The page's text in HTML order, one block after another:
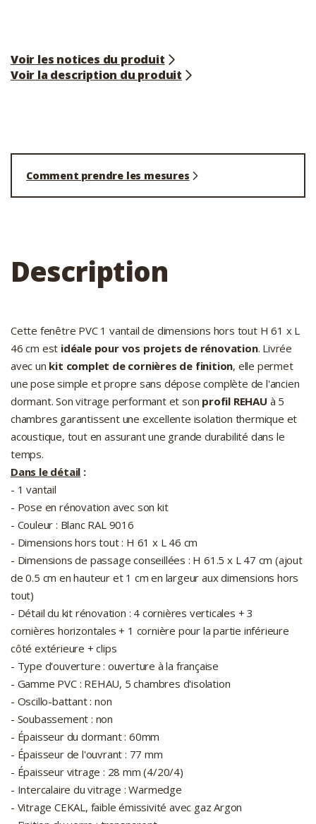
Voir les notices du produit
Voir la description du produit
Comment prendre les mesures
Description
Cette fenêtre PVC 1 vantail de dimensions hors tout H 61 x L
46 cm est idéale pour vos projets de rénovation. Livrée
avec un kit complet de cornières de finition, elle permet
une pose simple et propre sans dépose complète de l'ancien
dormant. Son vitrage performant et son profil REHAU à 5
chambres garantissent une excellente isolation thermique et
acoustique, tout en assurant une grande durabilité dans le
temps.
Dans le détail :
- 1 vantail
- Pose en rénovation avec son kit
- Couleur : Blanc RAL 9016
- Dimensions hors tout : H 61 x L 46 cm
- Dimensions de passage conseillées : H 61.5 x L 47 cm (ajout
de 0.5 cm en hauteur et 1 cm en largeur aux dimensions hors
tout)
- Détail du kit rénovation : 4 cornières verticales + 3
cornières horizontales + 1 cornière pour la partie inférieure
côté extérieure + clips
- Type d'ouverture : ouverture à la française
- Gamme PVC : REHAU, 5 chambres d'isolation
- Oscillo-battant : non
- Soubassement : non
- Épaisseur du dormant : 60mm
- Épaisseur de l'ouvrant : 77 mm
- Épaisseur vitrage : 28 mm (4/20/4)
- Intercalaire du vitrage : Warmedge
- Vitrage CEKAL, faible émissivité avec gaz Argon